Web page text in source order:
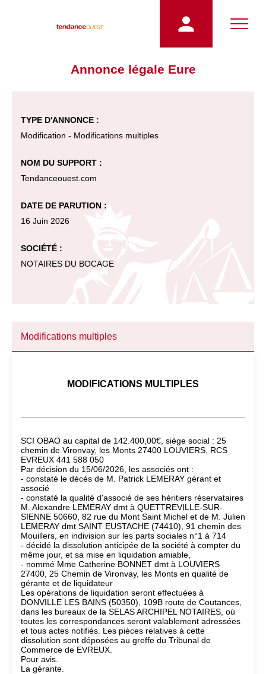
Annonce légale Eure
TYPE D'ANNONCE :
Modification - Modifications multiples
NOM DU SUPPORT :
Tendanceouest.com
DATE DE PARUTION :
16 Juin 2026
SOCIÉTÉ :
NOTAIRES DU BOCAGE
Modifications multiples
MODIFICATIONS MULTIPLES
SCI OBAO au capital de 142.400,00€, siège social : 25
chemin de Vironvay, les Monts 27400 LOUVIERS, RCS
EVREUX 441 588 050
Par décision du 15/06/2026, les associés ont :
- constaté le décès de M. Patrick LEMERAY gérant et
associé
- constaté la qualité d'associé de ses héritiers réservataires
M. Alexandre LEMERAY dmt à QUETTREVILLE-SUR-
SIENNE 50660, 82 rue du Mont Saint Michel et de M. Julien
LEMERAY dmt SAINT EUSTACHE (74410), 91 chemin des
Mouillers, en indivision sur les parts sociales n°1 à 714
- décidé la dissolution anticipée de la société à compter du
même jour, et sa mise en liquidation amiable,
- nommé Mme Catherine BONNET dmt à LOUVIERS
27400, 25 Chemin de Vironvay, les Monts en qualité de
gérante et de liquidateur
Les opérations de liquidation seront effectuées à
DONVILLE LES BAINS (50350), 109B route de Coutances,
dans les bureaux de la SELAS ARCHIPEL NOTAIRES, où
toutes les correspondances seront valablement adressées
et tous actes notifiés. Les pièces relatives à cette
dissolution sont déposées au greffe du Tribunal de
Commerce de EVREUX.
Pour avis.
La gérante.